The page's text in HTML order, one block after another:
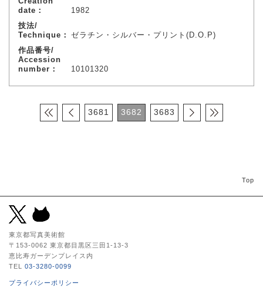
date：
1982
技法/
Technique： ゼラチン・シルバー・プリント(D.O.P)
作品番号/
Accession
number：
10101320
3681 3682 3683
Top
東京都写真美術館
〒153-0062 東京都目黒区三田1-13-3
恵比寿ガーデンプレイス内
TEL 03-3280-0099
プライバシーポリシー